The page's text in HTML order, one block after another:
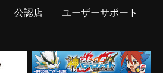
公認店 ユーザーサポート